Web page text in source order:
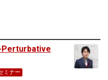
ミナー